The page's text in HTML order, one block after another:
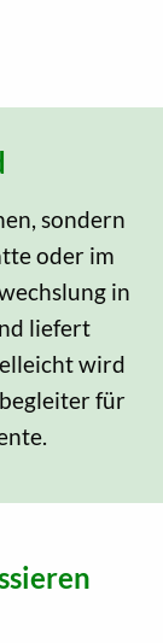
sondern
oder im
in
liefert
wird
für